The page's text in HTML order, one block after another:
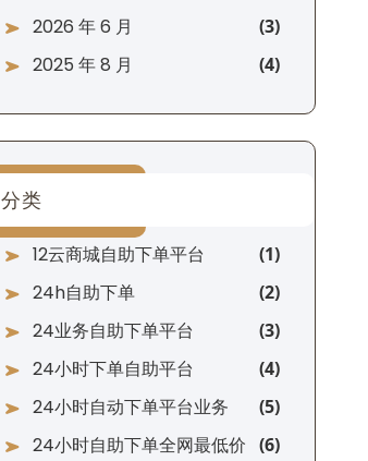
2026 年 6 月
2025 年 8 月
分类
12云商城自助下单平台
24h自助下单
24业务自助下单平台
24小时下单自助平台
24小时自动下单平台业务
24小时自助下单全网最低价